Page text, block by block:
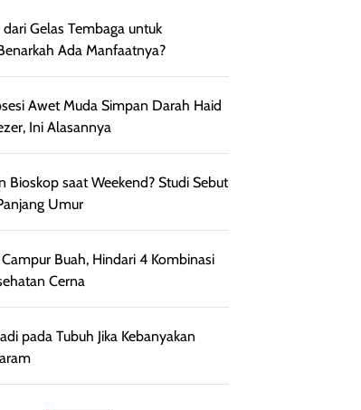
Gelas Tembaga untuk
Ada Manfaatnya?
Awet Muda Simpan Darah Haid
Ini Alasannya
Bioskop saat Weekend? Studi Sebut
Umur
Campur Buah, Hindari 4 Kombinasi
Cerna
pada Tubuh Jika Kebanyakan